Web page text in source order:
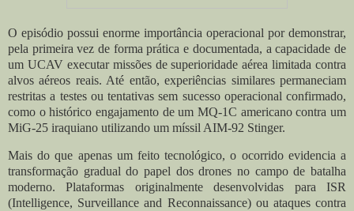
O episódio possui enorme importância operacional por demonstrar,
pela primeira vez de forma prática e documentada, a capacidade de
um UCAV executar missões de superioridade aérea limitada contra
alvos aéreos reais. Até então, experiências similares permaneciam
restritas a testes ou tentativas sem sucesso operacional confirmado,
como o histórico engajamento de um MQ-1C americano contra um
MiG-25 iraquiano utilizando um míssil AIM-92 Stinger.
Mais do que apenas um feito tecnológico, o ocorrido evidencia a
transformação gradual do papel dos drones no campo de batalha
moderno. Plataformas originalmente desenvolvidas para ISR
(Intelligence, Surveillance and Reconnaissance) ou ataques contra